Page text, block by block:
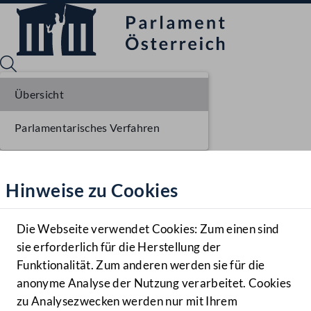
Hilfe
Benutzer
Navigationsmenü öffnen
MENÜ
Hinweise zu Cookies
Die Webseite verwendet Cookies: Zum einen sind
sie erforderlich für die Herstellung der
Funktionalität. Zum anderen werden sie für die
anonyme Analyse der Nutzung verarbeitet. Cookies
zu Analysezwecken werden nur mit Ihrem
Übersicht
Parlamentarisches Verfahren